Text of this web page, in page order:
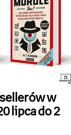
w
lipca do 2